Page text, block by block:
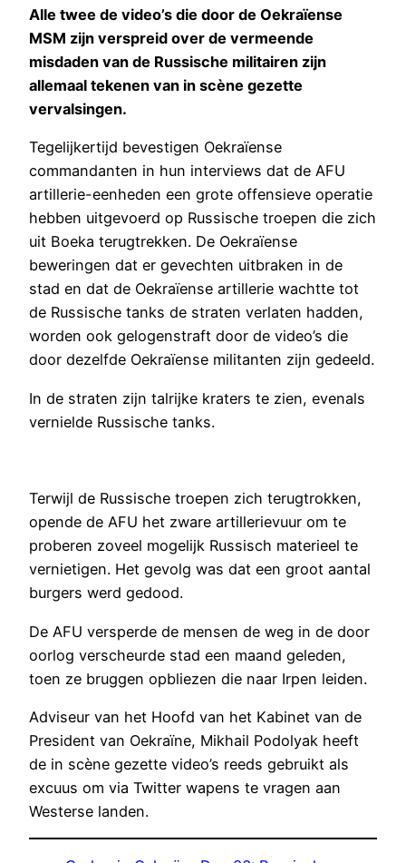
Alle twee de video’s die door de Oekraïense
MSM zijn verspreid over de vermeende
misdaden van de Russische militairen zijn
allemaal tekenen van in scène gezette
vervalsingen.
Tegelijkertijd bevestigen Oekraïense
commandanten in hun interviews dat de AFU
artillerie-eenheden een grote offensieve operatie
hebben uitgevoerd op Russische troepen die zich
uit Boeka terugtrekken. De Oekraïense
beweringen dat er gevechten uitbraken in de
stad en dat de Oekraïense artillerie wachtte tot
de Russische tanks de straten verlaten hadden,
worden ook gelogenstraft door de video’s die
door dezelfde Oekraïense militanten zijn gedeeld.
In de straten zijn talrijke kraters te zien, evenals
vernielde Russische tanks.
Terwijl de Russische troepen zich terugtrokken,
opende de AFU het zware artillerievuur om te
proberen zoveel mogelijk Russisch materieel te
vernietigen. Het gevolg was dat een groot aantal
burgers werd gedood.
De AFU versperde de mensen de weg in de door
oorlog verscheurde stad een maand geleden,
toen ze bruggen opbliezen die naar Irpen leiden.
Adviseur van het Hoofd van het Kabinet van de
President van Oekraïne, Mikhail Podolyak heeft
de in scène gezette video’s reeds gebruikt als
excuus om via Twitter wapens te vragen aan
Westerse landen.